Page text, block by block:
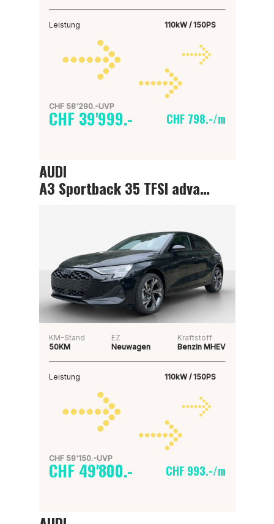
Leistung 110kW / 150PS
CHF 58'290.-UVP
CHF 39'999.- CHF 798.-/m
AUDI
A3 Sportback 35 TFSI advanced Attraction
KM-Stand
50KM
EZ
Neuwagen
Kraftstoff
Benzin MHEV
Leistung 110kW / 150PS
CHF 59'150.-UVP
CHF 49'800.- CHF 993.-/m